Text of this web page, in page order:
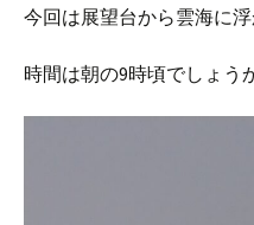
今回は展望台から雲海に
時間は朝の9時頃でしょう